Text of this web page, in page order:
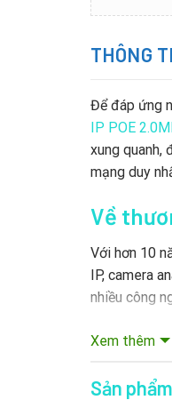
THÔNG
Để đáp ứng
IP POE
xung quanh,
mạng duy
Về
Với hơn 10
IP, camera
nhiều công
Xem thêm
Sản